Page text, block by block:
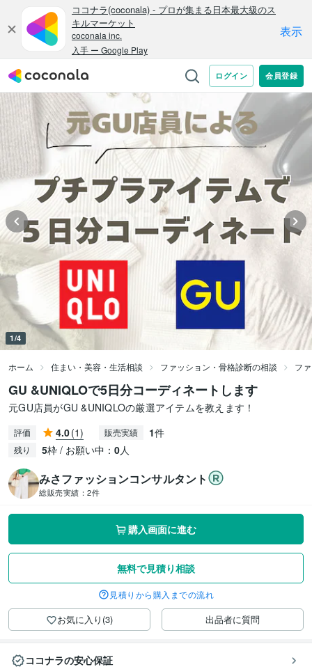
1/4
ホーム 住まい・美容・生活相談 ファッション・骨格診断の相談 フ
GU &UNIQLOで5日分コーディネートします
元GU店員がGU &UNIQLOの厳選アイテムを教えます！
評価 4.0(1) 販売実績 1件
残り 5枠 / お願い中： 0人
みさファッションコンサルタント
総販売実績： 2件
購入画面に進む
無料で見積り相談
見積りから購入までの流れ
お気に入り(3) 出品者に質問
ココナラの安心保証